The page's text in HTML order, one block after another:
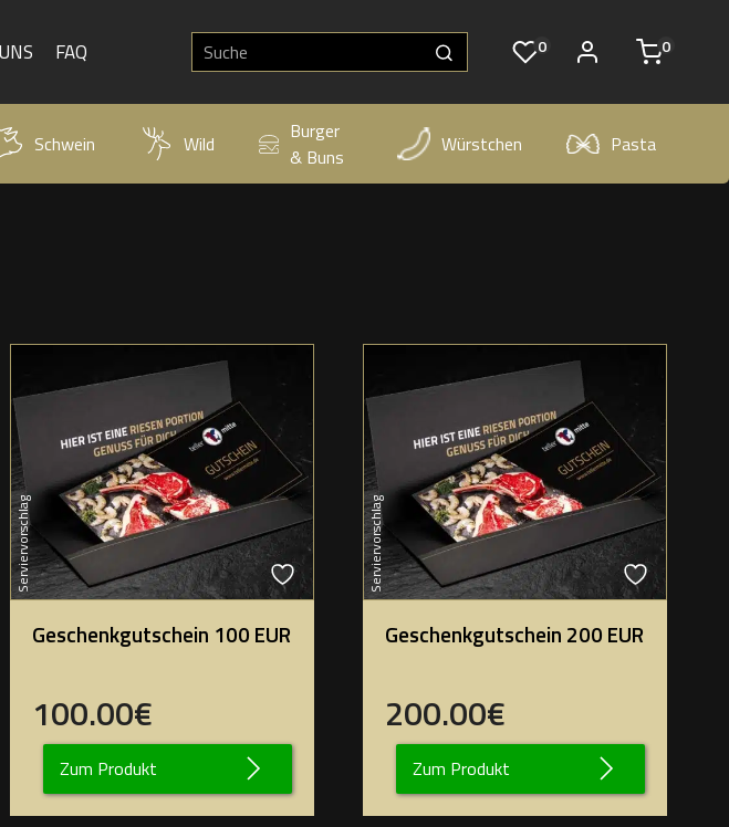
FAQ 0 0
Schwein Wild
Burger
& Buns
Würstchen Pasta
Serviervorschlag
Geschenkgutschein 100 EUR
100.00€
Zum Produkt
Serviervorschlag
Geschenkgutschein 200 EUR
200.00€
Zum Produkt